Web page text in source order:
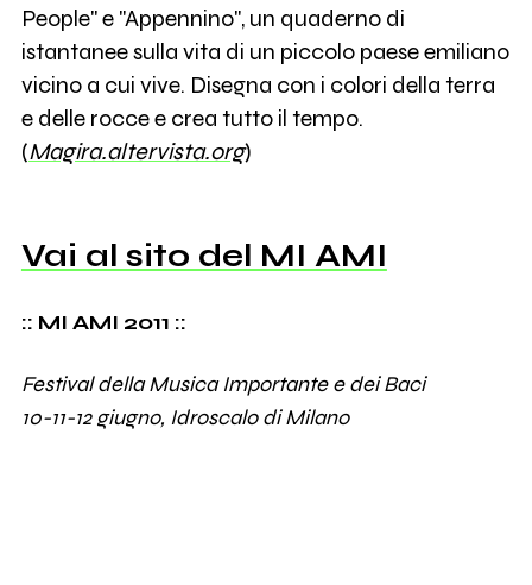
People" e "Appennino", un quaderno di
istantanee sulla vita di un piccolo paese emiliano
vicino a cui vive. Disegna con i colori della terra
e delle rocce e crea tutto il tempo.
(Magira.altervista.org)
Vai al sito del MI AMI
:: MI AMI 2011 ::
Festival della Musica Importante e dei Baci
10-11-12 giugno, Idroscalo di Milano